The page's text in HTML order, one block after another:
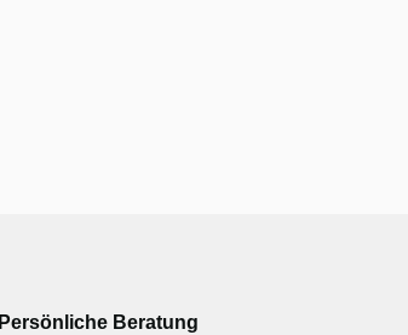
Persönliche Beratung